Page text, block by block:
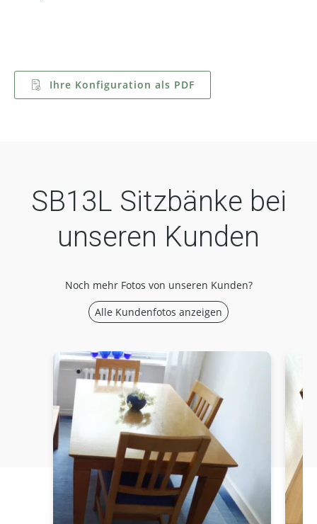
Ihre Konfiguration als PDF
SB13L Sitzbänke bei
unseren Kunden
Noch mehr Fotos von unseren Kunden?
Alle Kundenfotos anzeigen